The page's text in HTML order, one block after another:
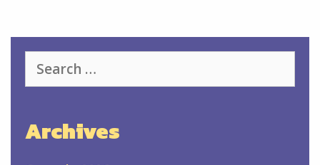
finanziamenti
nel
2013,
le
per
il
futuro
for:
Archives